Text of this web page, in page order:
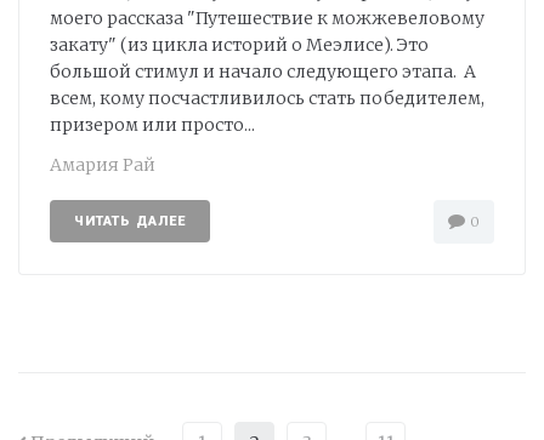
моего рассказа "Путешествие к можжевеловому
закату" (из цикла историй о Меэлисе). Это
большой стимул и начало следующего этапа. А
всем, кому посчастливилось стать победителем,
призером или просто...
Амария Рай
ЧИТАТЬ ДАЛЕЕ 0